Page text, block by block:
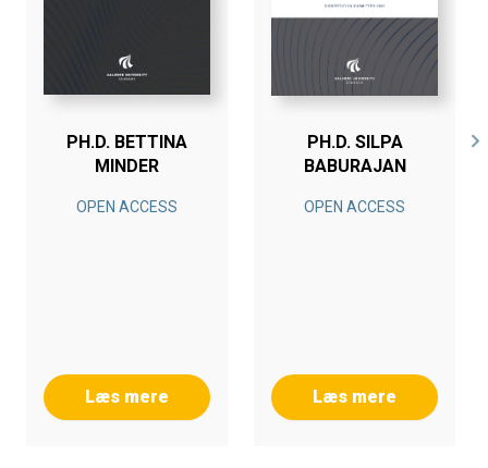
PH.D. BETTINA
MINDER
OPEN ACCESS
Læs mere
PH.D. SILPA
BABURAJAN
OPEN ACCESS
Læs mere